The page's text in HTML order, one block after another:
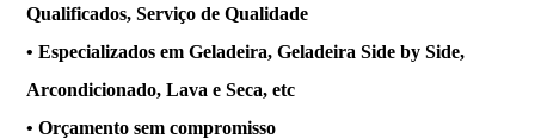
Qualificados, Serviço de Qualidade
• Especializados em Geladeira, Geladeira Side by Side,
Arcondicionado, Lava e Seca, etc
• Orçamento sem compromisso